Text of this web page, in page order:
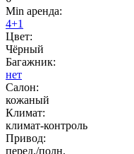
Min аренда:
4+1
Цвет:
Чёрный
Багажник:
нет
Салон:
кожаный
Климат:
климат-контроль
Привод:
перед./полн.